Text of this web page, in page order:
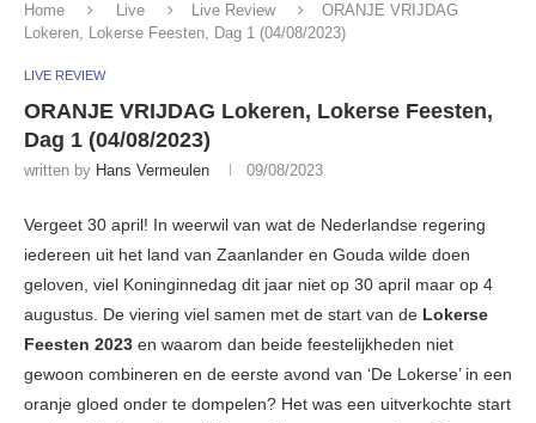
Home Live Live Review
ORANJE VRIJDAG
Lokeren, Lokerse Feesten, Dag 1 (04/08/2023)
LIVE REVIEW
ORANJE VRIJDAG Lokeren, Lokerse Feesten,
Dag 1 (04/08/2023)
written by Hans Vermeulen 09/08/2023
Vergeet 30 april! In weerwil van wat de Nederlandse regering
iedereen uit het land van Zaanlander en Gouda wilde doen
geloven, viel Koninginnedag dit jaar niet op 30 april maar op 4
augustus. De viering viel samen met de start van de Lokerse
Feesten 2023 en waarom dan beide feestelijkheden niet
gewoon combineren en de eerste avond van ‘De Lokerse’ in een
oranje gloed onder te dompelen? Het was een uitverkochte start